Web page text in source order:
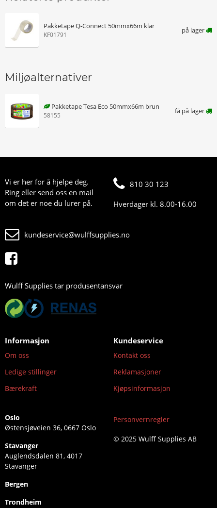
Pakketape Q-Connect 50mmx66m klar
KF01791
på lager
Miljøalternativer
Pakketape Tesa Eco 50mmx66m brun
58155
få på lager
Vi er her for å hjelpe deg.
Ring eller send oss en mail
om det er noe du lurer på.
810 30 123
Hverdager kl. 8.00-16.00
kundeservice@wulffsupplies.no
Wulff Supplies tar produsentansvar
Informasjon
Om oss
Ledige stillinger
Bærekraft
Kundeservice
Kontakt oss
Reklamasjoner
Kjøpsinformasjon
Oslo
Østensjøveien 36, 0667 Oslo
Stavanger
Auglendsdalen 81, 4017
Stavanger
Bergen
Trondheim
Personvernregler
© 2025 Wulff Supplies AB